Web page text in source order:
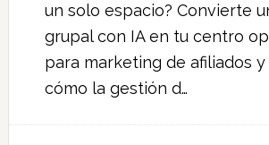
un solo espacio? Convierte
grupal con IA en tu centro
para marketing de afiliados y
cómo la gestión d…